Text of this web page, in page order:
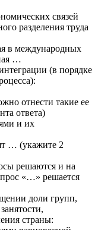
связей
разделения труда
в международных
…
(в порядке
отнести такие ее
ответа)
и их
… (укажите 2
решаются и на
«…» решается
доли групп,
страны: